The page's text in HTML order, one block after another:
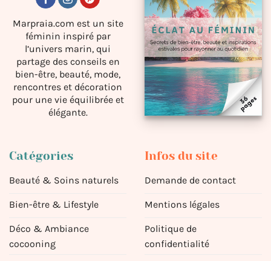
Marpraia.com est un site
féminin inspiré par
l’univers marin, qui
partage des conseils en
bien-être, beauté, mode,
rencontres et décoration
pour une vie équilibrée et
élégante.
Catégories
Beauté & Soins naturels
Bien-être & Lifestyle
Déco & Ambiance
cocooning
Infos du site
Demande de contact
Mentions légales
Politique de
confidentialité